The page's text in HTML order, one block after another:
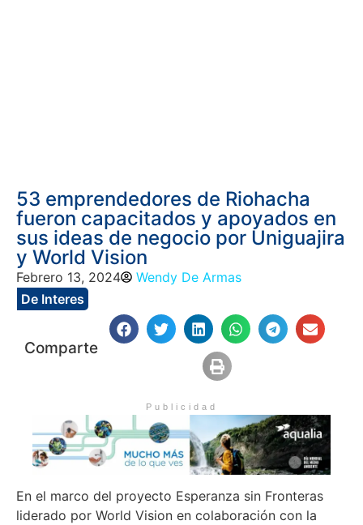
53 emprendedores de Riohacha
fueron capacitados y apoyados en
sus ideas de negocio por Uniguajira
y World Vision
Febrero 13, 2024
Wendy De Armas
De Interes
Comparte
Publicidad
En el marco del proyecto Esperanza sin Fronteras
liderado por World Vision en colaboración con la